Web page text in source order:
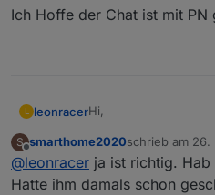
Ich Hoffe der Chat ist mit PN
L leonracerHi,
Habe Arteck per Chat
Antwort erhalten.
Ich Hoffe der Chat ist
S
Offline
smarthome2020schrieb am 26.
zuletzt editiert
@leonracer ja ist richtig.
Hatte ihm damals schon